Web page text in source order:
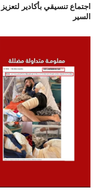
اجتماع تنسيقي بأكادير
السير